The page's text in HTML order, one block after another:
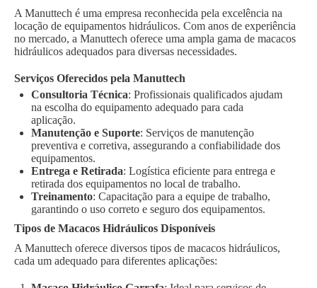
A Manuttech é uma empresa reconhecida pela excelência na
locação de equipamentos hidráulicos. Com anos de experiência
no mercado, a Manuttech oferece uma ampla gama de macacos
hidráulicos adequados para diversas necessidades.
Serviços Oferecidos pela Manuttech
Consultoria Técnica: Profissionais qualificados ajudam
na escolha do equipamento adequado para cada
aplicação.
Manutenção e Suporte: Serviços de manutenção
preventiva e corretiva, assegurando a confiabilidade dos
equipamentos.
Entrega e Retirada: Logística eficiente para entrega e
retirada dos equipamentos no local de trabalho.
Treinamento: Capacitação para a equipe de trabalho,
garantindo o uso correto e seguro dos equipamentos.
Tipos de Macacos Hidráulicos Disponíveis
A Manuttech oferece diversos tipos de macacos hidráulicos,
cada um adequado para diferentes aplicações: